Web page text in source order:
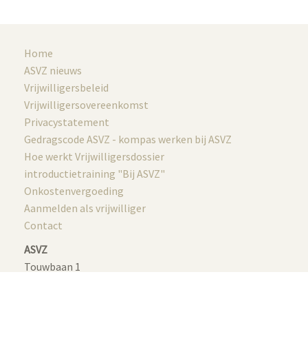
Home
ASVZ nieuws
Vrijwilligersbeleid
Vrijwilligersovereenkomst
Privacystatement
Gedragscode ASVZ - kompas werken bij ASVZ
Hoe werkt Vrijwilligersdossier
introductietraining "Bij ASVZ"
Onkostenvergoeding
Aanmelden als vrijwilliger
Contact
ASVZ
Touwbaan 1